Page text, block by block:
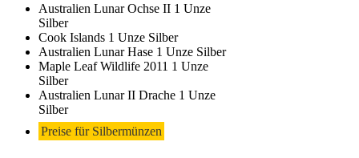
Australien Lunar Ochse II 1 Unze
Silber
Cook Islands 1 Unze Silber
Australien Lunar Hase 1 Unze Silber
Maple Leaf Wildlife 2011 1 Unze
Silber
Australien Lunar II Drache 1 Unze
Silber
Preise für Silbermünzen